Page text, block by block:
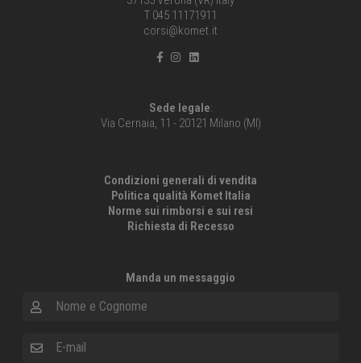
T 045 11171911
corsi@komet.it
Sede legale:
Via Cernaia, 11 - 20121 Milano (MI)
Condizioni generali di vendita
Politica qualità Komet Italia
Norme sui rimborsi e sui resi
Richiesta di Recesso
Manda un messaggio